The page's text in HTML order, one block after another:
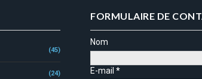
(45)
(24)
FORMULAIRE DE
Nom
E-mail *